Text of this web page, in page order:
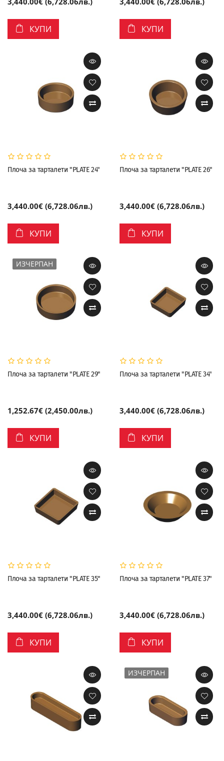
КУПИ КУПИ
Плоча за тарталети "PLATE 24"
3,440.00€ (6,728.06лв.)
КУПИ
Плоча за тарталети "PLATE 26"
3,440.00€ (6,728.06лв.)
КУПИ
ИЗЧЕРПАН
Плоча за тарталети "PLATE 29"
1,252.67€ (2,450.00лв.)
КУПИ
Плоча за тарталети "PLATE 34"
3,440.00€ (6,728.06лв.)
КУПИ
Плоча за тарталети "PLATE 35"
3,440.00€ (6,728.06лв.)
КУПИ
Плоча за тарталети "PLATE 37"
3,440.00€ (6,728.06лв.)
КУПИ
ИЗЧЕРПАН